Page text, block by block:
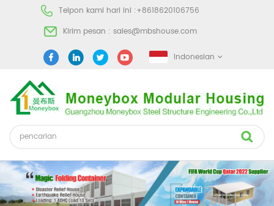
Telpon kami hari ini :+8618620106756
Kirim pesan : sales@mbshouse.com
Indonesian